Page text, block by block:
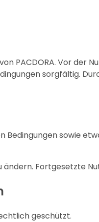
PACDORA. Vor der
sorgfältig.
Bedingungen sowie
ändern. Fortgesetzte
geschützt.